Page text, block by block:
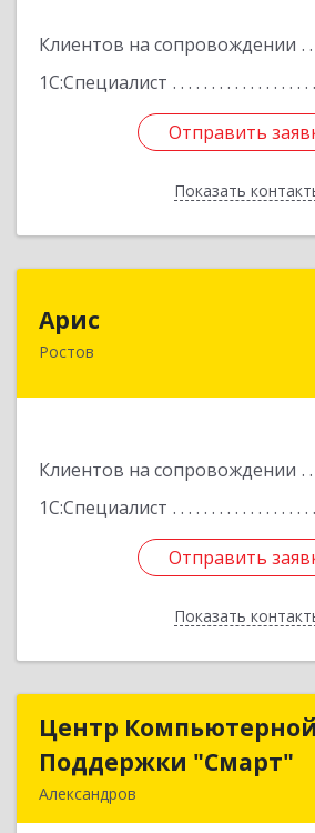
Клиентов на сопровождении
1С:Специалист
Отправить
Показать
Отправить
Назад
Арис
Ростов
Клиентов на сопровождении
1С:Специалист
Отправить
Показать
Отправить
Назад
Центр Компьютерной
Поддержки "Смарт"
Александров
Центр